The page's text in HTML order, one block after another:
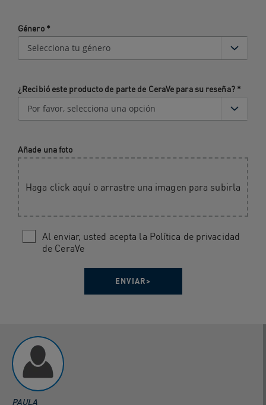
Género *
¿Recibió este producto de parte de CeraVe para su reseña? *
Añade una foto
Haga click aquí o arrastre una imagen para subirla
Al enviar, usted acepta la Política de privacidad
de CeraVe
PAULA